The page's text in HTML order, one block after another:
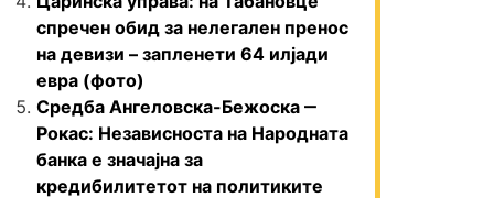
спречен обид за нелегален пренос
на девизи – запленети 64 илјади
евра (фото)
Средба Ангеловска-Бежоска ‒
Рокас: Независноста на Народната
банка е значајна за
кредибилитетот на политиките